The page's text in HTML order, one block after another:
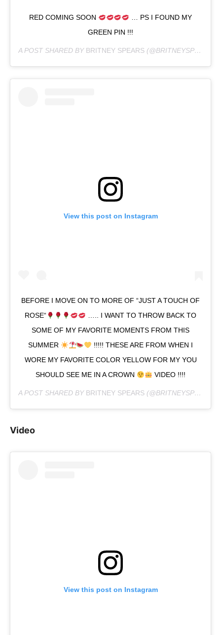
RED COMING SOON
… PS I FOUND MY
GREEN PIN !!!
A POST SHARED BY BRITNEY SPEARS (@BRITNEYSPEARS) ON
View this post on Instagram
BEFORE I MOVE ON TO MORE OF “JUST A TOUCH OF
ROSE“
….. I WANT TO THROW BACK TO
SOME OF MY FAVORITE MOMENTS FROM THIS
SUMMER
!!!!! THESE ARE FROM WHEN I
WORE MY FAVORITE COLOR YELLOW FOR MY YOU
SHOULD SEE ME IN A CROWN
VIDEO !!!!
A POST SHARED BY BRITNEY SPEARS (@BRITNEYSPEARS) ON
Video
View this post on Instagram